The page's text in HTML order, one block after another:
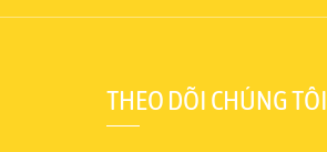
THEO DÕI CHÚNG TÔI